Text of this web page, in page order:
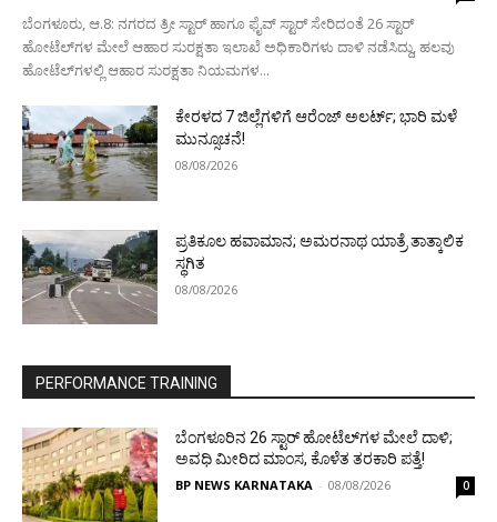
ಬೆಂಗಳೂರು, ಆ.8: ನಗರದ ತ್ರೀ ಸ್ಟಾರ್‌ ಹಾಗೂ ಫೈವ್‌ ಸ್ಟಾರ್‌ ಸೇರಿದಂತೆ 26 ಸ್ಟಾರ್‌
ಹೋಟೆಲ್‌ಗಳ ಮೇಲೆ ಆಹಾರ ಸುರಕ್ಷತಾ ಇಲಾಖೆ ಅಧಿಕಾರಿಗಳು ದಾಳಿ ನಡೆಸಿದ್ದು, ಹಲವು
ಹೋಟೆಲ್‌ಗಳಲ್ಲಿ ಆಹಾರ ಸುರಕ್ಷತಾ ನಿಯಮಗಳ...
ಕೇರಳದ 7 ಜಿಲ್ಲೆಗಳಿಗೆ ಆರೆಂಜ್ ಅಲರ್ಟ್; ಭಾರಿ ಮಳೆ
ಮುನ್ಸೂಚನೆ!
08/08/2026
ಪ್ರತಿಕೂಲ ಹವಾಮಾನ; ಅಮರನಾಥ ಯಾತ್ರೆ ತಾತ್ಕಾಲಿಕ
ಸ್ಥಗಿತ
08/08/2026
PERFORMANCE TRAINING
ಬೆಂಗಳೂರಿನ 26 ಸ್ಟಾರ್‌ ಹೋಟೆಲ್‌ಗಳ ಮೇಲೆ ದಾಳಿ;
ಅವಧಿ ಮೀರಿದ ಮಾಂಸ, ಕೊಳೆತ ತರಕಾರಿ ಪತ್ತೆ!
BP NEWS KARNATAKA - 08/08/2026 0